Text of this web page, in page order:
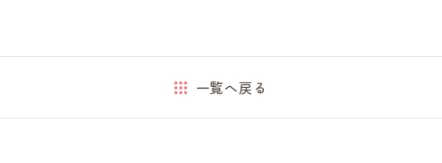
一覧へ戻る